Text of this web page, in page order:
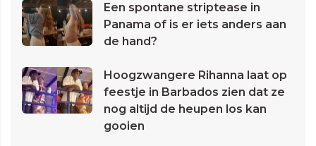
Een spontane striptease in
Panama of is er iets anders aan
de hand?
Hoogzwangere Rihanna laat op
feestje in Barbados zien dat ze
nog altijd de heupen los kan
gooien